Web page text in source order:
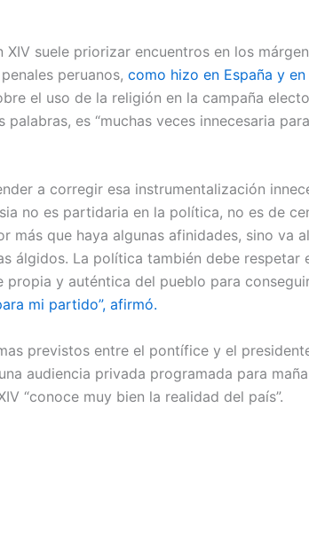
XIV suele priorizar encuentros en los
peruanos, como hizo en España y en
el uso de la religión en la campaña
palabras, es “muchas veces innecesaria
a corregir esa instrumentalización
no es partidaria en la política, no es de
más que haya algunas afinidades, sino va
álgidos. La política también debe respetar
propia y auténtica del pueblo para
mi partido”, afirmó.
previstos entre el pontífice y el
audiencia privada programada para
“conoce muy bien la realidad del país”.